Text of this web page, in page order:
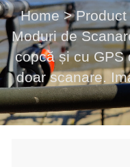
Home >
Moduri de
copcă și cu GPS
doar scanare.